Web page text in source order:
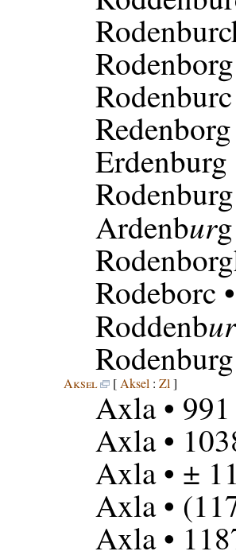
Rodenborg
Rodenburc
Redenborg
Erdenburg
Rodenburg
Ardenburg
Rodeborc
Roddenbur
Rodenburg
Aksel [ Aksel : Zl ]
Axla•
Axla•
Axla• ±
Axla•
Axla•